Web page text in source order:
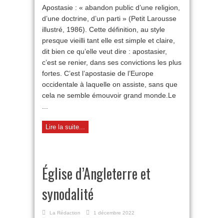
Apostasie : « abandon public d’une religion,
d’une doctrine, d’un parti » (Petit Larousse
illustré, 1986). Cette définition, au style
presque vieilli tant elle est simple et claire,
dit bien ce qu’elle veut dire : apostasier,
c’est se renier, dans ses convictions les plus
fortes. C’est l’apostasie de l’Europe
occidentale à laquelle on assiste, sans que
cela ne semble émouvoir grand monde.Le
Lire la suite...
Église d’Angleterre et
synodalité
La Rédaction
1 décembre 2022